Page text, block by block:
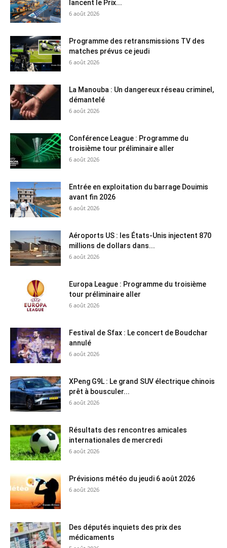
lancent le Prix...
6 août 2026
Programme des retransmissions TV des
matches prévus ce jeudi
6 août 2026
La Manouba : Un dangereux réseau criminel,
démantelé
6 août 2026
Conférence League : Programme du
troisième tour préliminaire aller
6 août 2026
Entrée en exploitation du barrage Douimis
avant fin 2026
6 août 2026
Aéroports US : les États-Unis injectent 870
millions de dollars dans...
6 août 2026
Europa League : Programme du troisième
tour préliminaire aller
6 août 2026
Festival de Sfax : Le concert de Boudchar
annulé
6 août 2026
XPeng G9L : Le grand SUV électrique chinois
prêt à bousculer...
6 août 2026
Résultats des rencontres amicales
internationales de mercredi
6 août 2026
Prévisions météo du jeudi 6 août 2026
6 août 2026
Des députés inquiets des prix des
médicaments